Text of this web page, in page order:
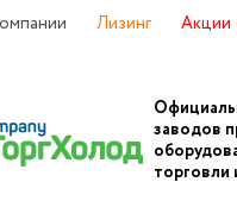
Лизинг Акции
заводов
торговли